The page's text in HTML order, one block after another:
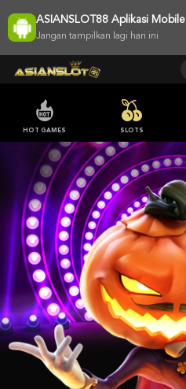
ASIANSLOT88 Aplikasi Mobile
Jangan tampilkan lagi hari ini
HOT GAMES SLOTS